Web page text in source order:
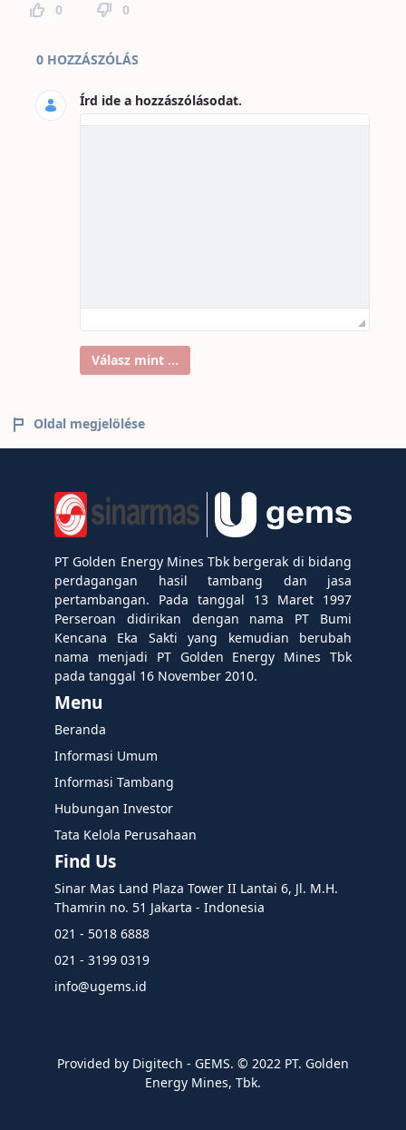
0 0
Hozzászólások az oldalhoz
0 HOZZÁSZÓLÁS
Írd ide a hozzászólásodat.
Válasz mint ...
Oldal megjelölése
PT Golden Energy Mines Tbk bergerak di bidang
perdagangan hasil tambang dan jasa
pertambangan. Pada tanggal 13 Maret 1997
Perseroan didirikan dengan nama PT Bumi
Kencana Eka Sakti yang kemudian berubah
nama menjadi PT Golden Energy Mines Tbk
pada tanggal 16 November 2010.
Menu
Beranda
Informasi Umum
Informasi Tambang
Hubungan Investor
Tata Kelola Perusahaan
Find Us
Sinar Mas Land Plaza Tower II Lantai 6, Jl. M.H.
Thamrin no. 51 Jakarta - Indonesia
021 - 5018 6888
021 - 3199 0319
info@ugems.id
Provided by Digitech - GEMS. ©️ 2022 PT. Golden
Energy Mines, Tbk.